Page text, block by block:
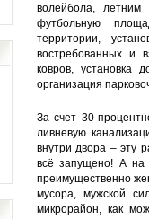
волейбола,
футбольную
территории,
востребованных и
ковров, установка
организация
За счет 30-
ливневую
внутри двора – эту
всё запущено! А на
преимущественно
мусора, мужской
микрорайон, как